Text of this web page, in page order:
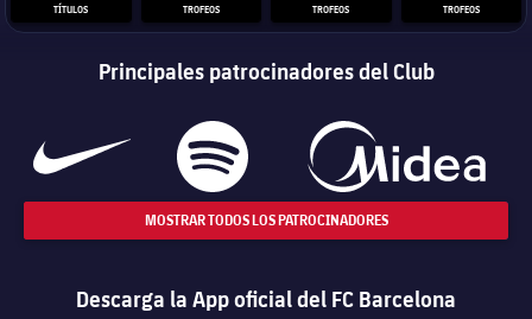
TÍTULOS TROFEOS TROFEOS TROFEOS
Principales patrocinadores del Club
MOSTRAR TODOS LOS PATROCINADORES
Descarga la App oficial del FC Barcelona